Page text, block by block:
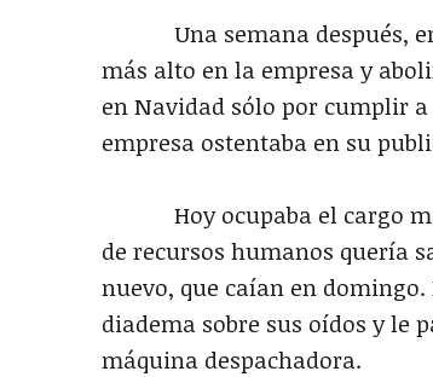
Una semana después, en
más alto en la empresa y
en Navidad sólo por cumplir
empresa ostentaba en su
Hoy ocupaba el cargo más
de recursos humanos quería
nuevo, que caían en
diadema sobre sus oídos y le
máquina despachadora.